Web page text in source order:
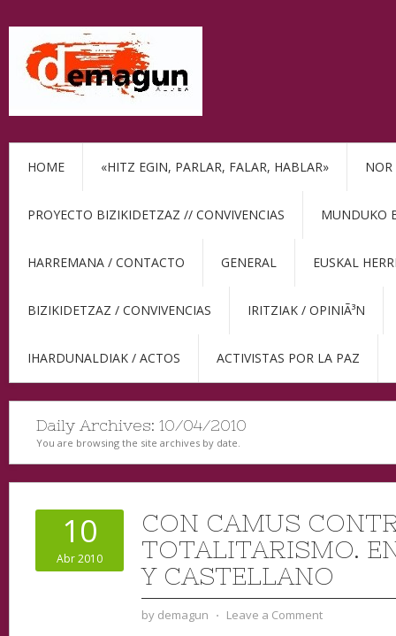
HOME «HITZ EGIN, PARLAR, FALAR, HABLAR» NOR
PROYECTO BIZIKIDETZAZ // CONVIVENCIAS MUNDUKO
HARREMANA / CONTACTO GENERAL EUSKAL
BIZIKIDETZAZ / CONVIVENCIAS IRITZIAK / OPINIÃ³N
IHARDUNALDIAK / ACTOS ACTIVISTAS POR LA PAZ
Daily Archives: 10/04/2010
You are browsing the site archives by date.
10
Abr 2010
CON CAMUS
TOTALITARISMO.
Y CASTELLANO
by demagun ⋅ Leave a Comment